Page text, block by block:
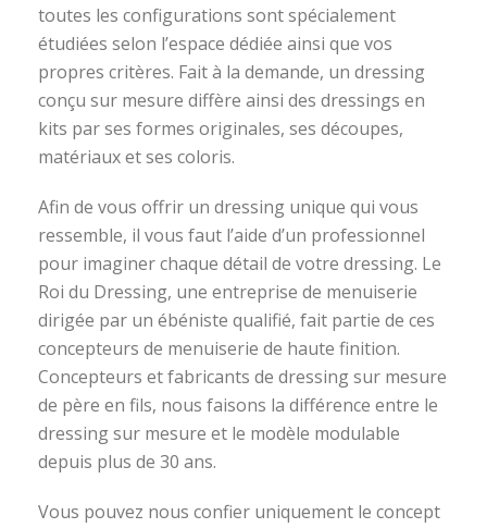
toutes les configurations sont spécialement
étudiées selon l’espace dédiée ainsi que vos
propres critères. Fait à la demande, un dressing
conçu sur mesure diffère ainsi des dressings en
kits par ses formes originales, ses découpes,
matériaux et ses coloris.
Afin de vous offrir un dressing unique qui vous
ressemble, il vous faut l’aide d’un professionnel
pour imaginer chaque détail de votre dressing. Le
Roi du Dressing, une entreprise de menuiserie
dirigée par un ébéniste qualifié, fait partie de ces
concepteurs de menuiserie de haute finition.
Concepteurs et fabricants de dressing sur mesure
de père en fils, nous faisons la différence entre le
dressing sur mesure et le modèle modulable
depuis plus de 30 ans.
Vous pouvez nous confier uniquement le concept